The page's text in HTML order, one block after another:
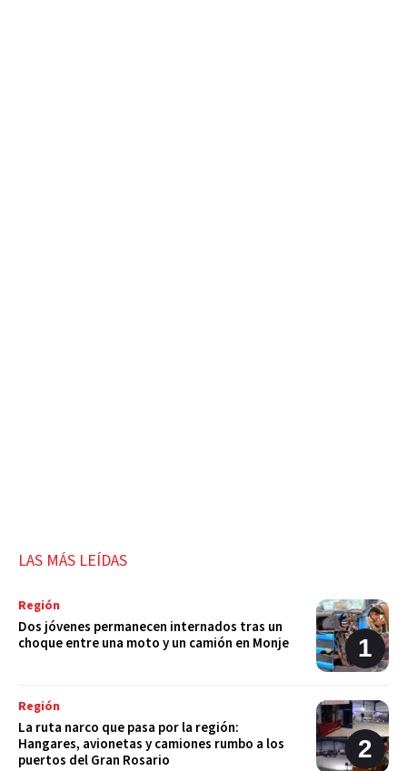
LAS MÁS LEÍDAS
Región
Dos jóvenes permanecen internados tras un
choque entre una moto y un camión en Monje
Región
La ruta narco que pasa por la región:
Hangares, avionetas y camiones rumbo a los
puertos del Gran Rosario